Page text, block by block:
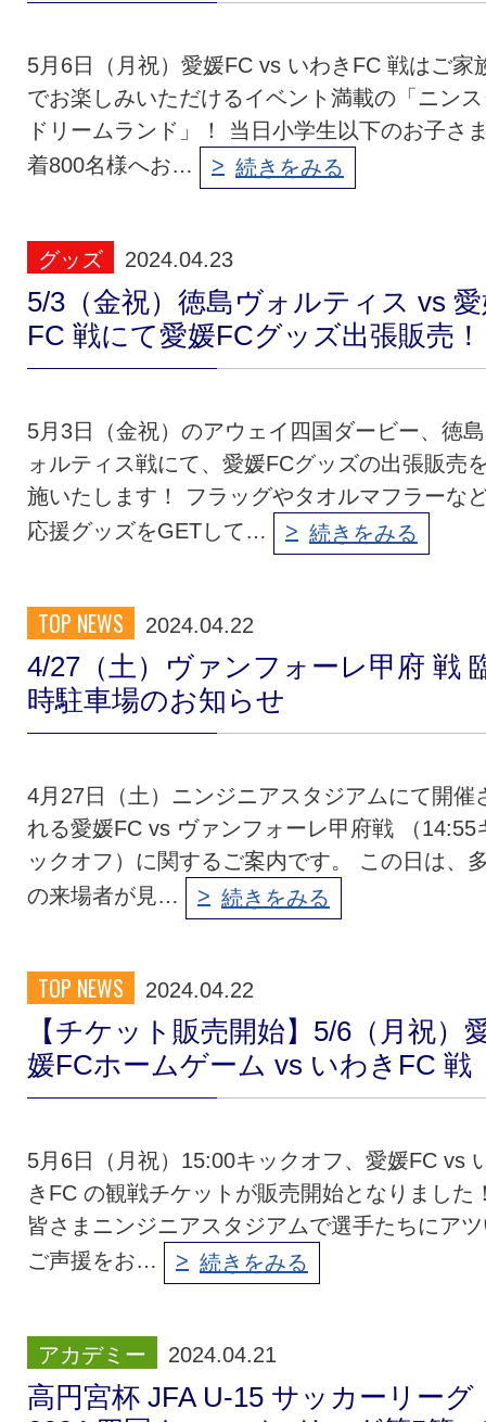
5月6日（月祝）愛媛FC vs いわきFC 戦はご家
でお楽しみいただけるイベント満載の「ニン
ドリームランド」！ 当日小学生以下のお子さ
着800名様へお…
続きをみる
グッズ 2024.04.23
5/3（金祝）徳島ヴォルティス vs
FC 戦にて愛媛FCグッズ出張販売！
5月3日（金祝）のアウェイ四国ダービー、徳
ォルティス戦にて、愛媛FCグッズの出張販売
施いたします！ フラッグやタオルマフラーな
応援グッズをGETして…
続きをみる
TOP NEWS 2024.04.22
4/27（土）ヴァンフォーレ甲府 戦
時駐車場のお知らせ
4月27日（土）ニンジニアスタジアムにて開催
れる愛媛FC vs ヴァンフォーレ甲府戦 （14:55
ックオフ）に関するご案内です。 この日は、
の来場者が見…
続きをみる
TOP NEWS 2024.04.22
【チケット販売開始】5/6（月祝）
媛FCホームゲーム vs いわきFC 戦
5月6日（月祝）15:00キックオフ、愛媛FC vs
きFC の観戦チケットが販売開始となりました
皆さまニンジニアスタジアムで選手たちにア
ご声援をお…
続きをみる
アカデミー 2024.04.21
高円宮杯 JFA U-15 サッカーリーグ